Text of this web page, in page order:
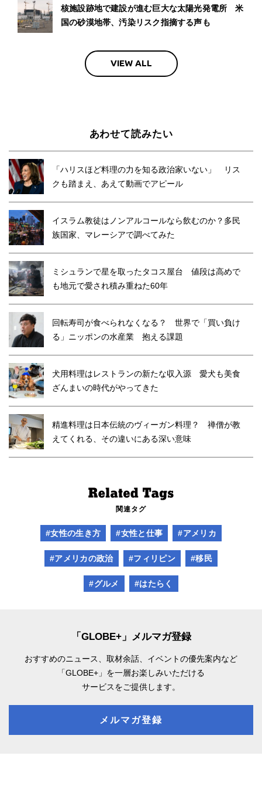
核施設跡地で建設が進む巨大な太陽光発電所 米
国の砂漠地帯、汚染リスク指摘する声も
VIEW ALL
あわせて読みたい
「ハリスほど料理の力を知る政治家いない」 リス
クも踏まえ、あえて動画でアピール
イスラム教徒はノンアルコールなら飲むのか？多民
族国家、マレーシアで調べてみた
ミシュランで星を取ったタコス屋台 値段は高めで
も地元で愛され積み重ねた60年
回転寿司が食べられなくなる？ 世界で「買い負け
る」ニッポンの水産業 抱える課題
犬用料理はレストランの新たな収入源 愛犬も美食
ざんまいの時代がやってきた
精進料理は日本伝統のヴィーガン料理？ 禅僧が教
えてくれる、その違いにある深い意味
関連タグ
#女性の生き方 #女性と仕事 #アメリカ
#アメリカの政治 #フィリピン #移民
#グルメ #はたらく
「GLOBE+」メルマガ登録
おすすめのニュース、取材余話、 イベントの優先案内など
「GLOBE+」を一層お楽しみいただける
サービスをご提供します。
メルマガ登録